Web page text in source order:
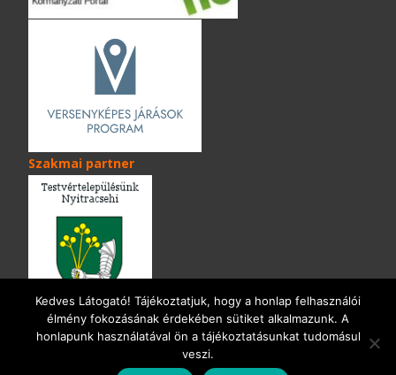
Szakmai partner
Copyright © Királyszentistván Község Weboldala
Honlapmotor: WordPress, téma i-excela TemplatesNexttől.
Kedves Látogató! Tájékoztatjuk, hogy a honlap felhasználói
élmény fokozásának érdekében sütiket alkalmazunk. A
honlapunk használatával ön a tájékoztatásunkat tudomásul
veszi.